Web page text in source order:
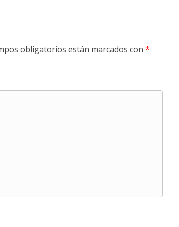
obligatorios están marcados con *